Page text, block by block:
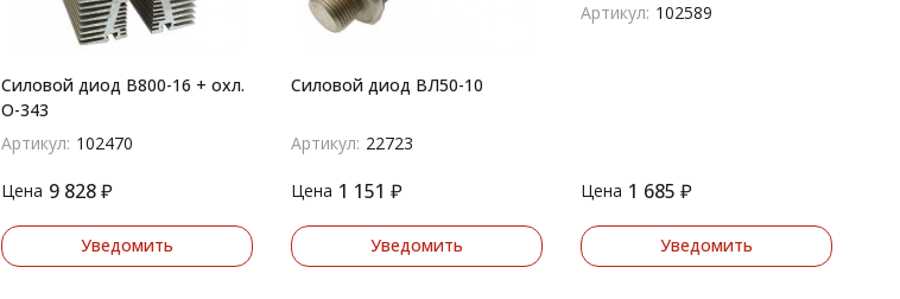
Силовой диод В800-16 + охл.
О-343
Артикул: 102470
Цена 9 828 ₽
Уведомить
Силовой диод ВЛ50-10
Артикул: 22723
Цена 1 151 ₽
Уведомить
Артикул: 102589
Цена 1 685 ₽
Уведомить